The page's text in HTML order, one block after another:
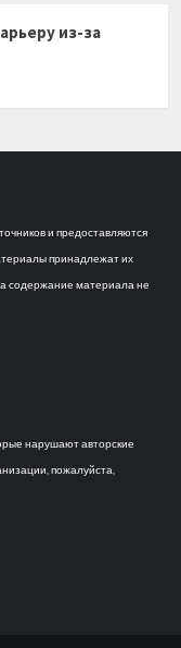
из-за
и предоставляются
принадлежат их
содержание материала не
нарушают авторские
пожалуйста,